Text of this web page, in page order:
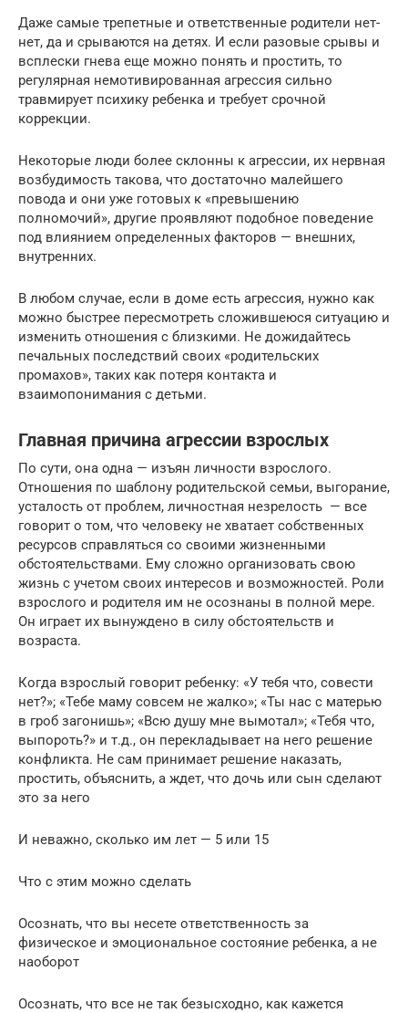
Даже самые трепетные и ответственные родители нет-
нет, да и срываются на детях. И если разовые срывы и
всплески гнева еще можно понять и простить, то
регулярная немотивированная агрессия сильно
травмирует психику ребенка и требует срочной
коррекции.
Некоторые люди более склонны к агрессии, их нервная
возбудимость такова, что достаточно малейшего
повода и они уже готовых к «превышению
полномочий», другие проявляют подобное поведение
под влиянием определенных факторов — внешних,
внутренних.
В любом случае, если в доме есть агрессия, нужно как
можно быстрее пересмотреть сложившеюся ситуацию и
изменить отношения с близкими. Не дожидайтесь
печальных последствий своих «родительских
промахов», таких как потеря контакта и
взаимопонимания с детьми.
Главная причина агрессии взрослых
По сути, она одна — изъян личности взрослого.
Отношения по шаблону родительской семьи, выгорание,
усталость от проблем, личностная незрелость — все
говорит о том, что человеку не хватает собственных
ресурсов справляться со своими жизненными
обстоятельствами. Ему сложно организовать свою
жизнь с учетом своих интересов и возможностей. Роли
взрослого и родителя им не осознаны в полной мере.
Он играет их вынуждено в силу обстоятельств и
возраста.
Когда взрослый говорит ребенку: «У тебя что, совести
нет?»; «Тебе маму совсем не жалко»; «Ты нас с матерью
в гроб загонишь»; «Всю душу мне вымотал»; «Тебя что,
выпороть?» и т.д., он перекладывает на него решение
конфликта. Не сам принимает решение наказать,
простить, объяснить, а ждет, что дочь или сын сделают
это за него
И неважно, сколько им лет — 5 или 15
Что с этим можно сделать
Осознать, что вы несете ответственность за
физическое и эмоциональное состояние ребенка, а не
наоборот
Осознать, что все не так безысходно, как кажется